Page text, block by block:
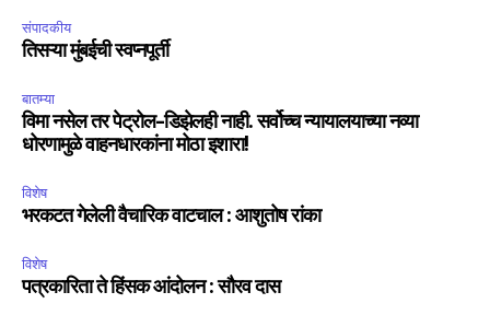
संपादकीय
तिसऱ्या मुंबईची स्वप्नपूर्ती
बातम्या
विमा नसेल तर पेट्रोल-डिझेलही नाही. सर्वोच्च न्यायालयाच्या नव्या
धोरणामुळे वाहनधारकांना मोठा इशारा!
विशेष
भरकटत गेलेली वैचारिक वाटचाल : आशुतोष रांका
विशेष
पत्रकारिता ते हिंसक आंदोलन : सौरव दास